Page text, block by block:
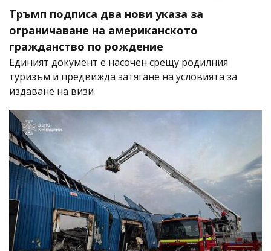
Тръмп подписа два нови указа за
ограничаване на американското
гражданство по рождение
Единият документ е насочен срещу родилния
туризъм и предвижда затягане на условията за
издаване на визи